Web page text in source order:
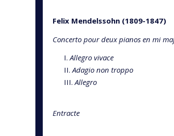
Felix Mendelssohn (1809-1847)
Concerto pour deux pianos en mi
I.Allegro vivace
II.Adagio non troppo
III.Allegro
Entracte